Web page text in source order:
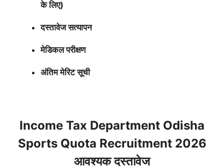
के लिए)
दस्तावेज सत्यापन
मेडिकल परीक्षण
अंतिम मेरिट सूची
Income Tax Department Odisha
Sports Quota Recruitment 2026
आवश्यक दस्तावेज